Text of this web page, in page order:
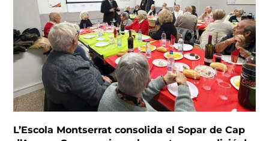
L’Escola Montserrat consolida el Sopar de Cap